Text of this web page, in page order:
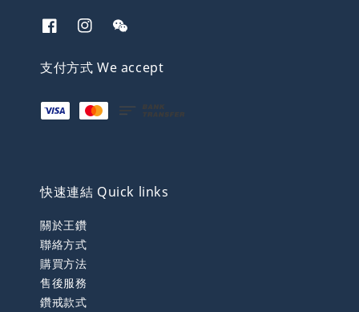
支付方式 We accept
快速連結 Quick links
關於王鑽
聯絡方式
購買方法
售後服務
鑽戒款式